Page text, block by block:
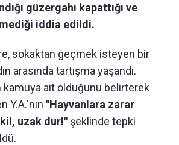
güzergahı kapattığı ve
iddia edildi.
sokaktan geçmek isteyen bir
arasında tartışma yaşandı.
kamuya ait olduğunu belirterek
Y.A.'nın "Hayvanlara zarar
uzak dur!" şeklinde tepki